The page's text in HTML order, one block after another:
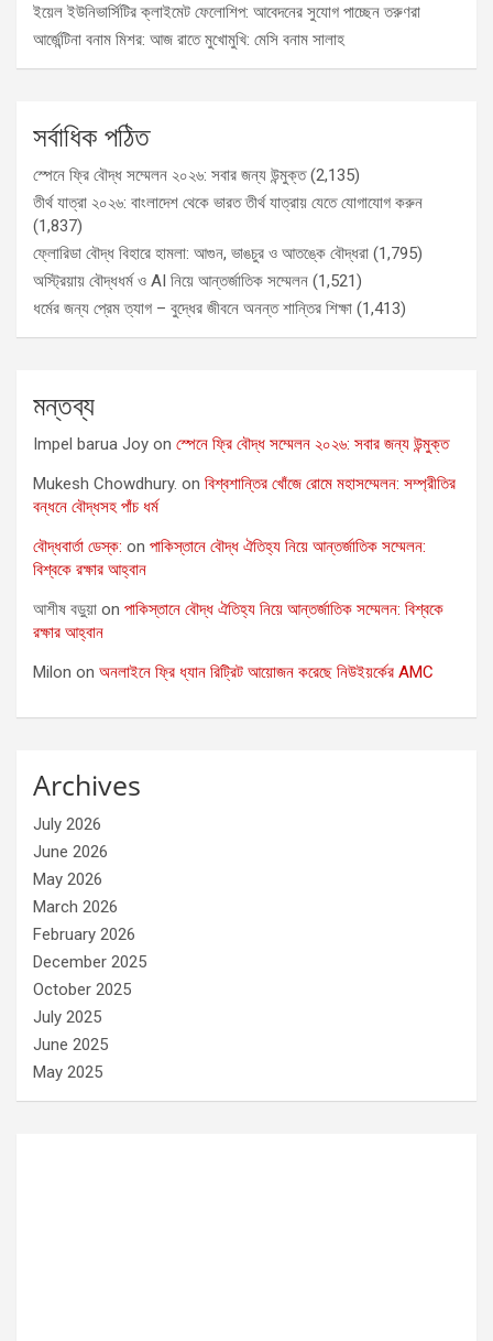
ইয়েল ইউনিভার্সিটির ক্লাইমেট ফেলোশিপ: আবেদনের সুযোগ পাচ্ছেন তরুণরা
আর্জেন্টিনা বনাম মিশর: আজ রাতে মুখোমুখি: মেসি বনাম সালাহ
সর্বাধিক পঠিত
স্পেনে ফ্রি বৌদ্ধ সম্মেলন ২০২৬: সবার জন্য উন্মুক্ত (2,135)
তীর্থ যাত্রা ২০২৬: বাংলাদেশ থেকে ভারত তীর্থ যাত্রায় যেতে যোগাযোগ করুন
(1,837)
ফ্লোরিডা বৌদ্ধ বিহারে হামলা: আগুন, ভাঙচুর ও আতঙ্কে বৌদ্ধরা (1,795)
অস্ট্রিয়ায় বৌদ্ধধর্ম ও AI নিয়ে আন্তর্জাতিক সম্মেলন (1,521)
ধর্মের জন্য প্রেম ত্যাগ – বুদ্ধের জীবনে অনন্ত শান্তির শিক্ষা (1,413)
মন্তব্য
Impel barua Joy on স্পেনে ফ্রি বৌদ্ধ সম্মেলন ২০২৬: সবার জন্য উন্মুক্ত
Mukesh Chowdhury. on বিশ্বশান্তির খোঁজে রোমে মহাসম্মেলন: সম্প্রীতির
বন্ধনে বৌদ্ধসহ পাঁচ ধর্ম
বৌদ্ধবার্তা ডেস্ক: on পাকিস্তানে বৌদ্ধ ঐতিহ্য নিয়ে আন্তর্জাতিক সম্মেলন:
বিশ্বকে রক্ষার আহ্বান
আশীষ বড়ুয়া on পাকিস্তানে বৌদ্ধ ঐতিহ্য নিয়ে আন্তর্জাতিক সম্মেলন: বিশ্বকে
রক্ষার আহ্বান
Milon on অনলাইনে ফ্রি ধ্যান রিট্রিট আয়োজন করেছে নিউইয়র্কের AMC
Archives
July 2026
June 2026
May 2026
March 2026
February 2026
December 2025
October 2025
July 2025
June 2025
May 2025